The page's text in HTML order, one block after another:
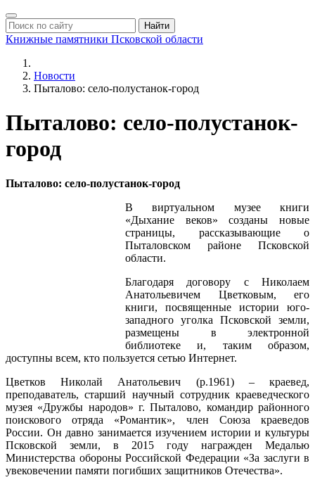
Найти
Книжные памятники Псковской области
Новости
Пыталово: село-полустанок-город
Пыталово: село-полустанок-
город
Пыталово: село-полустанок-город
В виртуальном музее книги
«Дыхание веков» созданы новые
страницы, рассказывающие о
Пыталовском районе Псковской
области.
Благодаря договору с Николаем
Анатольевичем Цветковым, его
книги, посвященные истории юго-
западного уголка Псковской земли,
размещены в электронной
библиотеке и, таким образом,
доступны всем, кто пользуется сетью Интернет.
Цветков Николай Анатольевич (р.1961) – краевед,
преподаватель, старший научный сотрудник краеведческого
музея «Дружбы народов» г. Пыталово, командир районного
поискового отряда «Романтик», член Союза краеведов
России. Он давно занимается изучением истории и культуры
Псковской земли, в 2015 году награжден Медалью
Министерства обороны Российской Федерации «За заслуги в
увековечении памяти погибших защитников Отечества».